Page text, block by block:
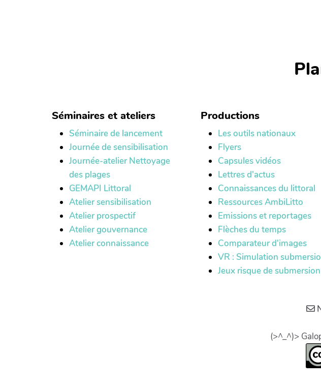
Séminaires et ateliers
Séminaire de lancement
Journée de sensibilisation
Journée-atelier Nettoyage
des plages
GEMAPI Littoral
Atelier sensibilisation
Atelier prospectif
Atelier gouvernance
Atelier connaissance
Productions
Les outils nationaux
Flyers
Capsules vidéos
Lettres d'actus
Connaissances du littoral
Ressources AmbiLitto
Emissions et reportages
Flèches du temps
Comparateur d'images
VR : Simulation
Jeux risque de submersion
(>^_^)>